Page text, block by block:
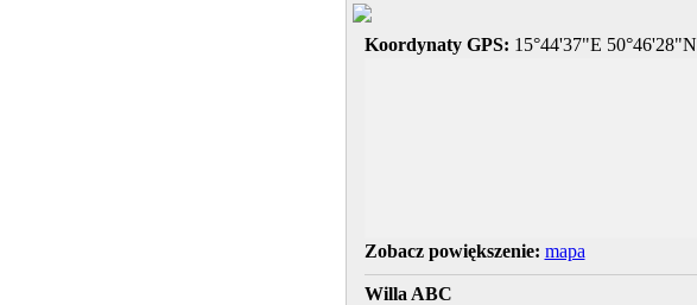
Koordynaty GPS: 15°44'37"E 50°46'28"N
Zobacz powiększenie: mapa
Willa ABC